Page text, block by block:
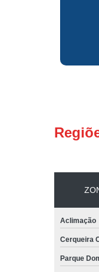
Aclimação
Cerqueira
Parque